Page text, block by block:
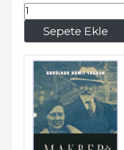
Sepete Ekle
67,50